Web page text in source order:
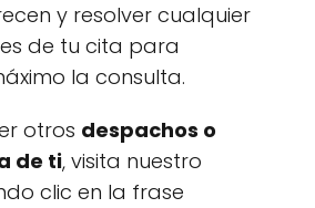
y resolver cualquier
de tu cita para
la consulta.
otros despachos o
de ti, visita nuestro
clic en la frase